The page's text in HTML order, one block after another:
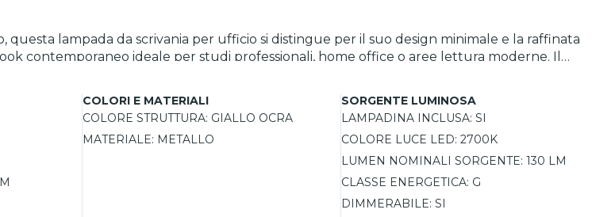
lampada da scrivania per ufficio si distingue per il suo design minimale e la raffinata
contemporaneo ideale per studi professionali, home office o aree lettura moderne. Il
migliorando il comfort visivo durante le attività quotidiane. Dotata di LED integrato
regolare facilmente l'intensità luminosa.
COLORI E MATERIALI
COLORE STRUTTURA: GIALLO OCRA
MATERIALE: METALLO
SORGENTE LUMINOSA
LAMPADINA INCLUSA: SI
COLORE LUCE LED: 2700K
LUMEN NOMINALI SORGENTE: 130 LM
CLASSE ENERGETICA: G
DIMMERABILE: SI